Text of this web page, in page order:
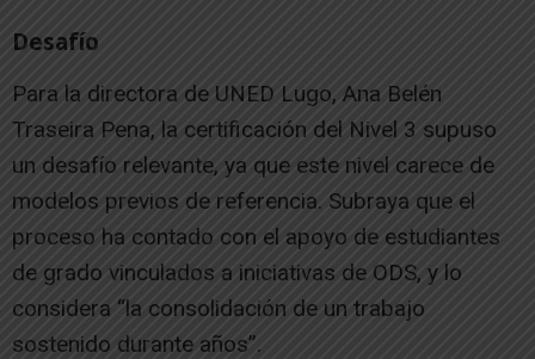
Desafío
Para la directora de UNED Lugo, Ana Belén
Traseira Pena, la certificación del Nivel 3 supuso
un desafío relevante, ya que este nivel carece de
modelos previos de referencia. Subraya que el
proceso ha contado con el apoyo de estudiantes
de grado vinculados a iniciativas de ODS, y lo
considera “la consolidación de un trabajo
sostenido durante años”.